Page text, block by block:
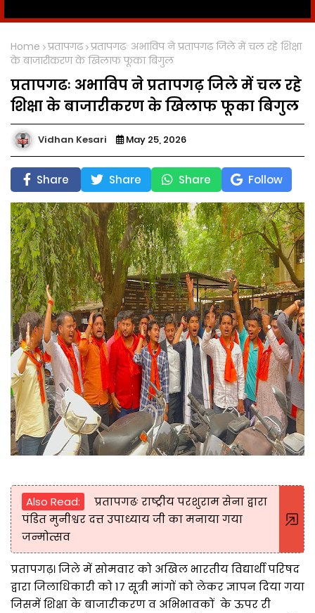
Home प्रतापगढ प्रतापगढः अभाविप ने प्रतापगढ़ जिले में चल रहे शिक्षा
के बाजारीकरण के खिलाफ फूका बिगुल
प्रतापगढः अभाविप ने प्रतापगढ़ जिले में चल रहे
शिक्षा के बाजारीकरण के खिलाफ फूका बिगुल
Vidhan Kesari May 25, 2026
Share Share Share Follow
Also Read:
प्रतापगढः राष्ट्रीय परशुराम सेना द्वारा
पंडित मुनीश्वर दत्त उपाध्याय जी का मनाया गया
जन्मोत्सव
प्रतापगढ़। जिले में सोमवार को अखिल भारतीय विद्यार्थी परिषद
द्वारा जिलाधिकारी को 17 सूत्री मांगों को लेकर ज्ञापन दिया गया
जिसमें शिक्षा के बाजारीकरण व अभिभावकों के ऊपर री